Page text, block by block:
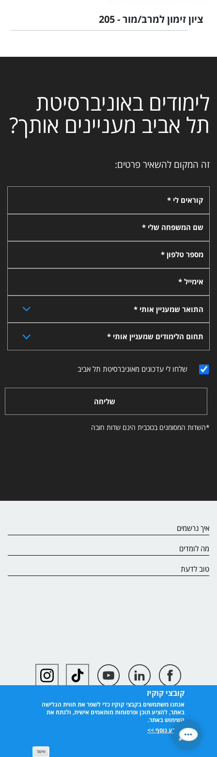
קובצי קוקיז
אנחנו משתמשים בקבצי קוקיז כדי לשפר את חווית הגלישה
באתר, להציע תוכן ופרסומות מותאמים אישית, ולנתח את
השימוש באתר.
למידע נוסף >>
אישור
ציון זימון למרב/מור - 205
לימודים באוניברסיטת
תל אביב מעניינים אותך?
זה המקום להשאיר פרטים:
קוראים לי *
שם המשפחה שלי *
מספר טלפון *
אימייל *
התואר שמעניין אותי *
תחום הלימודים שמעניין אותי *
שלחו לי עדכונים מאוניברסיטת תל אביב
שליחה
*השדות המסומנים בכוכבית הינם שדות חובה
איך נרשמים
מה לומדים
טוב לדעת